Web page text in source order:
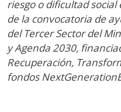
riesgo o dificultad
de la convocatoria de
del Tercer Sector del
y Agenda 2030,
Recuperación,
fondos